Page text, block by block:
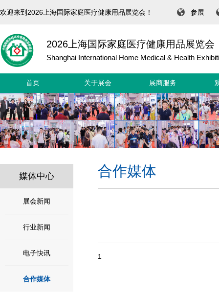
欢迎来到2026上海国际家庭医疗健康用品展览会！ 参展
2026上海国际家庭医疗健康用品展览会
Shanghai International Home Medical & Health
首页 关于展会 展商服务
媒体中心
展会新闻
行业新闻
电子快讯
合作媒体
合作媒体
1